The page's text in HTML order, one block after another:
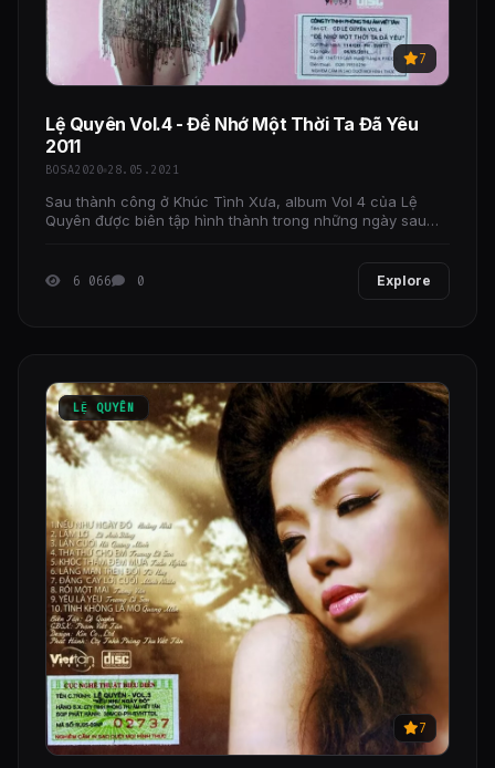
7
Lệ Quyên Vol.4 - Để Nhớ Một Thời Ta Đã Yêu
2011
BOSA2020 28.05.2021
Sau thành công ở Khúc Tình Xưa, album Vol 4 của Lệ
Quyên được biên tập hình thành trong những ngày sau
6 066 0 Explore
LỆ QUYÊN
7